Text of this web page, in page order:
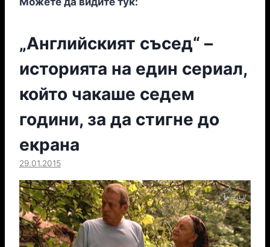
„Английският съсед“ –
историята на един сериал,
който чакаше седем
години, за да стигне до
екрана
29.01.2015